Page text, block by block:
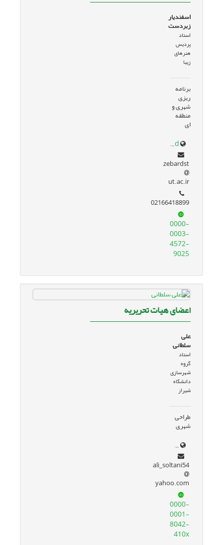
اسفندیار
زبردست
استاد
پردیس
هنرهای
زیبا
برنامه
ریزی
شهری و
منطقه
ای
www.google.com/url?sa=t&source=web&rct=j&opi=89978449&url=profile.ut.ac.ir/~zebardst&ved=2ahUKEwjlz5yt3KeJAxUadqQEHcHdNFQQFnoECBoQAQ&usg=AOvVaw3wlJBXNqEyaU6pBdOfTPgd
zebardst
ut.ac.ir
02166418899
0000-
0003-
4572-
9025
اعضای هیات تحریریه
علی
سلطانی
استاد
گروه
شهرسازی
دانشگاه
شیراز
طراحی
شهری
ali_soltani54
yahoo.com
0000-
0001-
8042-
410x